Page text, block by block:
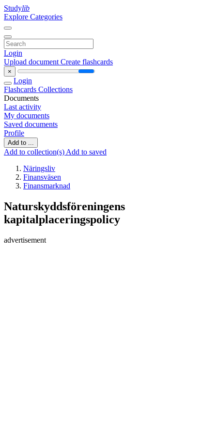
Studylib
Explore Categories
Login
Upload document Create flashcards
×
Login
Flashcards Collections
Documents
Last activity
My documents
Saved documents
Profile
Add to ...
Add to collection(s) Add to saved
Näringsliv
Finansväsen
Finansmarknad
Naturskyddsföreningens
kapitalplaceringspolicy
advertisement